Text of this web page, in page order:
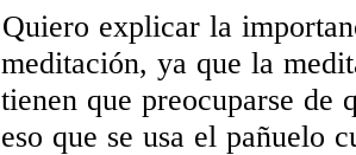
Quiero explicar la
meditación, ya que la
tienen que preocuparse de
eso que se usa el pañuelo